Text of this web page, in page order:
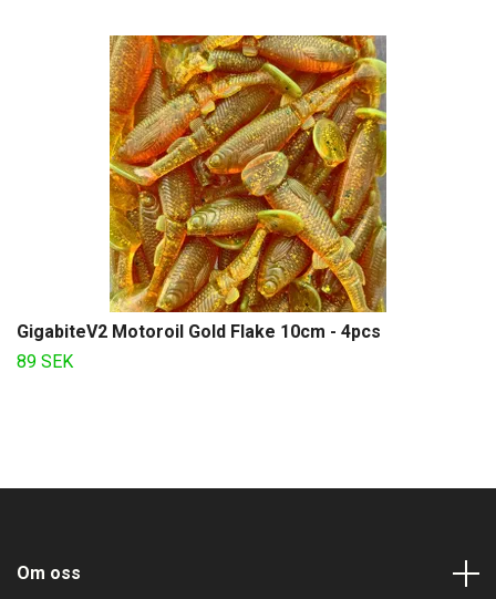
GigabiteV2 Motoroil Gold Flake 10cm - 4pcs
89 SEK
Om oss